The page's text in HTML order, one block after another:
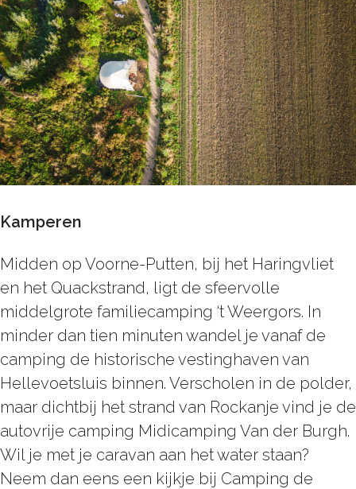
Kamperen
Midden op Voorne-Putten, bij het Haringvliet
en het Quackstrand, ligt de sfeervolle
middelgrote familiecamping ‘t Weergors. In
minder dan tien minuten wandel je vanaf de
camping de historische vestinghaven van
Hellevoetsluis binnen. Verscholen in de polder,
maar dichtbij het strand van Rockanje vind je de
autovrije camping Midicamping Van der Burgh.
Wil je met je caravan aan het water staan?
Neem dan eens een kijkje bij Camping de